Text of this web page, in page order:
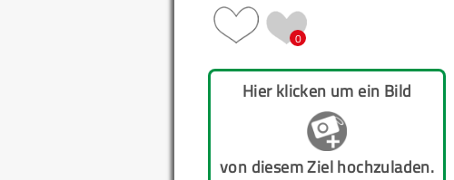
0
Hier klicken um ein Bild
von diesem Ziel hochzuladen.